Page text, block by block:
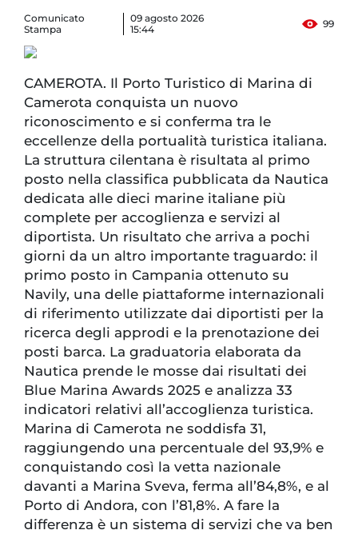
Comunicato
Stampa
09 agosto 2026
15:44
99
CAMEROTA. Il Porto Turistico di Marina di
Camerota conquista un nuovo
riconoscimento e si conferma tra le
eccellenze della portualità turistica italiana.
La struttura cilentana è risultata al primo
posto nella classifica pubblicata da Nautica
dedicata alle dieci marine italiane più
complete per accoglienza e servizi al
diportista. Un risultato che arriva a pochi
giorni da un altro importante traguardo: il
primo posto in Campania ottenuto su
Navily, una delle piattaforme internazionali
di riferimento utilizzate dai diportisti per la
ricerca degli approdi e la prenotazione dei
posti barca. La graduatoria elaborata da
Nautica prende le mosse dai risultati dei
Blue Marina Awards 2025 e analizza 33
indicatori relativi all’accoglienza turistica.
Marina di Camerota ne soddisfa 31,
raggiungendo una percentuale del 93,9% e
conquistando così la vetta nazionale
davanti a Marina Sveva, ferma all’84,8%, e al
Porto di Andora, con l’81,8%. A fare la
differenza è un sistema di servizi che va ben